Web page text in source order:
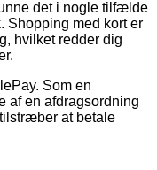
det i nogle tilfælde
Shopping med kort er
hvilket redder dig
Som en
af en afdragsordning
at betale